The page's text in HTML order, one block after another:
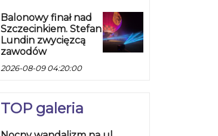
Balonowy finał nad
Szczecinkiem. Stefan
Lundin zwycięzcą
zawodów
2026-08-09 04:20:00
TOP galeria